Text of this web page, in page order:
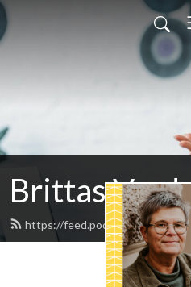
Brittas
https://feed.podbean.com/